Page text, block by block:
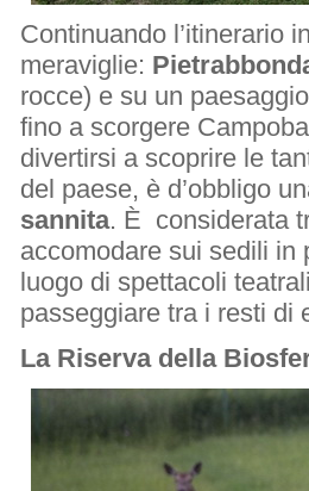
Continuando l’itinerario
meraviglie:
rocce) e su un
fino a scorgere
divertirsi a scoprire le
del paese, è d’obbligo
sannita. È considerata
accomodare sui sedili in
luogo di spettacoli
passeggiare tra i resti di
La Riserva della